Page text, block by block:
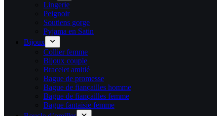
Lingerie
Peignoir
Soutiens gorge
Pyjama en Satin
Bijoux
Collier femme
Bijoux couple
Bracelet amitié
Bague de promesse
Bague de fiançailles homme
Bague de fiançailles femme
Bague fantaisie femme